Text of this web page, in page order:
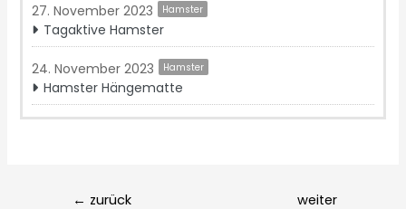
27. November 2023 Hamster
Tagaktive Hamster
24. November 2023 Hamster
Hamster Hängematte
← zurück
weiter